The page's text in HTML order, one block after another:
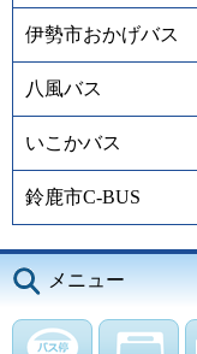
伊勢市おかげバス
八風バス
いこかバス
鈴鹿市C-BUS
メニュー